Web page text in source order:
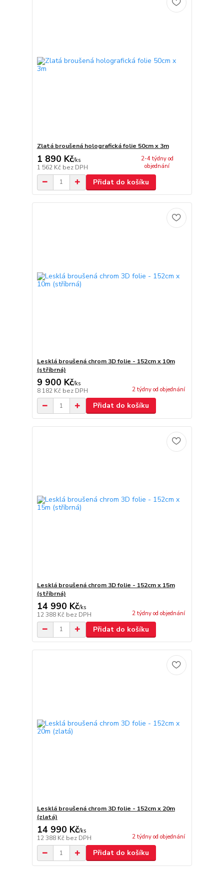
Zlatá broušená holografická folie 50cm x 3m
1 890 Kč/ks
1 562 Kč bez DPH
2-4 týdny od
objednání
Přidat do košíku
Lesklá broušená chrom 3D folie - 152cm x 10m
(stříbrná)
9 900 Kč/ks
8 182 Kč bez DPH 2 týdny od objednání
Přidat do košíku
Lesklá broušená chrom 3D folie - 152cm x 15m
(stříbrná)
14 990 Kč/ks
12 388 Kč bez DPH 2 týdny od objednání
Přidat do košíku
Lesklá broušená chrom 3D folie - 152cm x 20m
(zlatá)
14 990 Kč/ks
12 388 Kč bez DPH 2 týdny od objednání
Přidat do košíku